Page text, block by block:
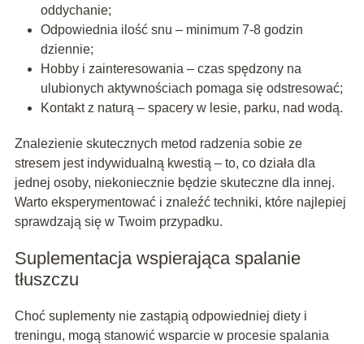
oddychanie;
Odpowiednia ilość snu – minimum 7-8 godzin
dziennie;
Hobby i zainteresowania – czas spędzony na
ulubionych aktywnościach pomaga się odstresować;
Kontakt z naturą – spacery w lesie, parku, nad wodą.
Znalezienie skutecznych metod radzenia sobie ze
stresem jest indywidualną kwestią – to, co działa dla
jednej osoby, niekoniecznie będzie skuteczne dla innej.
Warto eksperymentować i znaleźć techniki, które najlepiej
sprawdzają się w Twoim przypadku.
Suplementacja wspierająca spalanie
tłuszczu
Choć suplementy nie zastąpią odpowiedniej diety i
treningu, mogą stanowić wsparcie w procesie spalania